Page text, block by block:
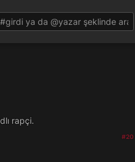
rapçi.
#20